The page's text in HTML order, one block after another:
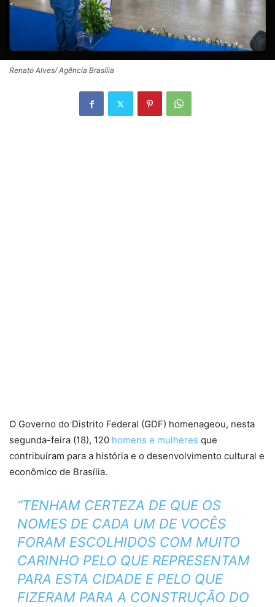
Renato Alves/ Agência Brasília
O Governo do Distrito Federal (GDF) homenageou, nesta
segunda-feira (18), 120 homens e mulheres que
contribuíram para a história e o desenvolvimento cultural e
econômico de Brasília.
“TENHAM CERTEZA DE QUE OS
NOMES DE CADA UM DE VOCÊS
FORAM ESCOLHIDOS COM MUITO
CARINHO PELO QUE REPRESENTAM
PARA ESTA CIDADE E PELO QUE
FIZERAM PARA A CONSTRUÇÃO DO